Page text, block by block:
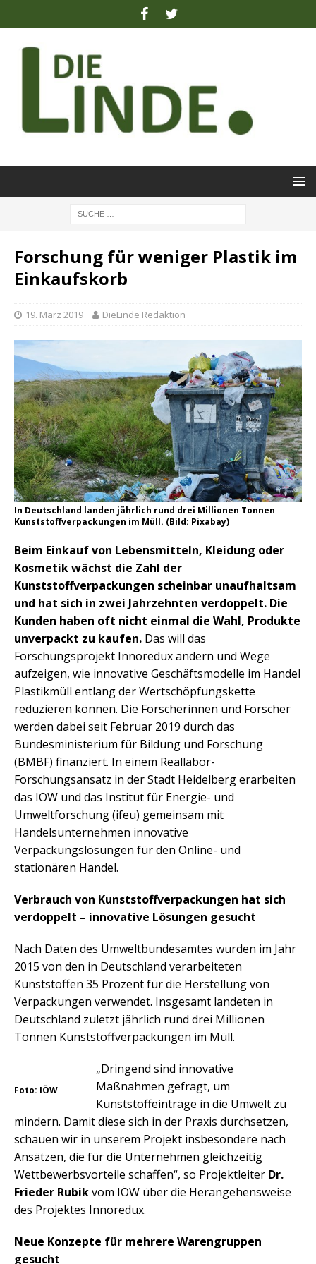
Forschung für weniger Plastik im
Einkaufskorb
19. März 2019 DieLinde Redaktion
In Deutschland landen jährlich rund drei Millionen Tonnen
Kunststoffverpackungen im Müll. (Bild: Pixabay)
Beim Einkauf von Lebensmitteln, Kleidung oder
Kosmetik wächst die Zahl der
Kunststoffverpackungen scheinbar unaufhaltsam
und hat sich in zwei Jahrzehnten verdoppelt. Die
Kunden haben oft nicht einmal die Wahl, Produkte
unverpackt zu kaufen. Das will das
Forschungsprojekt Innoredux ändern und Wege
aufzeigen, wie innovative Geschäftsmodelle im Handel
Plastikmüll entlang der Wertschöpfungskette
reduzieren können. Die Forscherinnen und Forscher
werden dabei seit Februar 2019 durch das
Bundesministerium für Bildung und Forschung
(BMBF) finanziert. In einem Reallabor-
Forschungsansatz in der Stadt Heidelberg erarbeiten
das IÖW und das Institut für Energie- und
Umweltforschung (ifeu) gemeinsam mit
Handelsunternehmen innovative
Verpackungslösungen für den Online- und
stationären Handel.
Verbrauch von Kunststoffverpackungen hat sich
verdoppelt – innovative Lösungen gesucht
Nach Daten des Umweltbundesamtes wurden im Jahr
2015 von den in Deutschland verarbeiteten
Kunststoffen 35 Prozent für die Herstellung von
Verpackungen verwendet. Insgesamt landeten in
Deutschland zuletzt jährlich rund drei Millionen
Tonnen Kunststoffverpackungen im Müll.
Foto: IÖW
„Dringend sind innovative
Maßnahmen gefragt, um
Kunststoffeinträge in die Umwelt zu
mindern. Damit diese sich in der Praxis durchsetzen,
schauen wir in unserem Projekt insbesondere nach
Ansätzen, die für die Unternehmen gleichzeitig
Wettbewerbsvorteile schaffen“, so Projektleiter Dr.
Frieder Rubikvom IÖW über die Herangehensweise
des Projektes Innoredux.
Neue Konzepte für mehrere Warengruppen
gesucht